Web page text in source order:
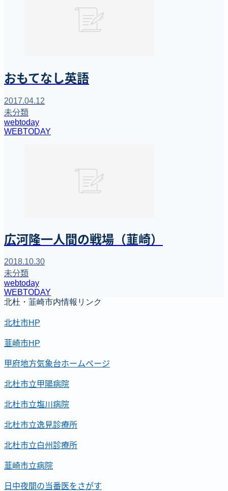
おもてなし英語
2017.04.12
未分類
webtoday
WEBTODAY
広河隆一人間の戦場（韮崎）
2018.10.30
未分類
webtoday
WEBTODAY
北杜・韮崎市内情報リンク
北杜市HP
韮崎市HP
甲府地方気象台ホームページ
北杜市立甲陽病院
北杜市立塩川病院
北杜市立逸見診療所
北杜市立白州診療所
韮崎市立病院
日中夜間の当番医をさがす